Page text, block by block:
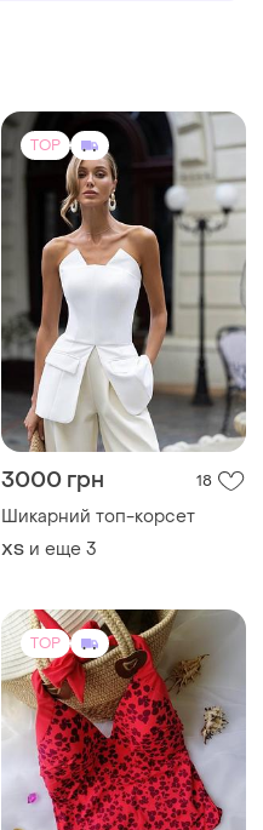
TOP
3000 грн 18
Шикарний топ-корсет
ХS и еще 3
TOP